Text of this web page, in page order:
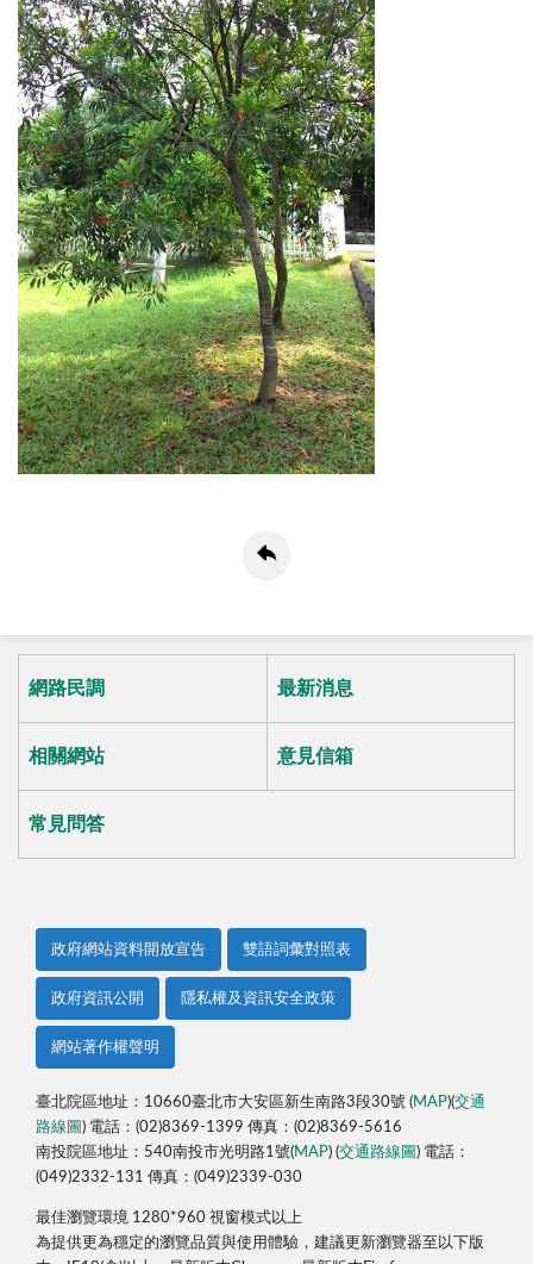
網路民調 最新消息
相關網站 意見信箱
常見問答
政府網站資料開放宣告 雙語詞彙對照表
政府資訊公開 隱私權及資訊安全政策
網站著作權聲明
臺北院區地址：10660臺北市大安區新生南路3段30號 (MAP)(交通
路線圖 ) 電話：(02)8369-1399 傳真：(02)8369-5616
南投院區地址：540南投市光明路1號(MAP) (交通路線圖 ) 電話：
(049)2332-131 傳真：(049)2339-030
最佳瀏覽環境 1280*960 視窗模式以上
為提供更為穩定的瀏覽品質與使用體驗，建議更新瀏覽器至以下版